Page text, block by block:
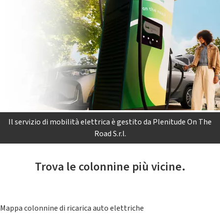
Il servizio di mobilità elettrica è gestito da Plenitude On The
Road S.r.l.
Trova le colonnine più vicine.
Mappa colonnine di ricarica auto elettriche